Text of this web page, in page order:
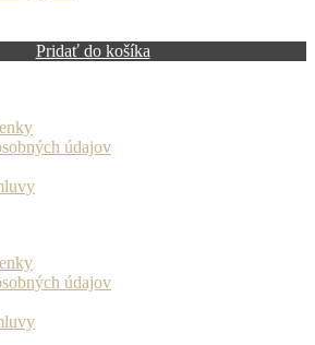
Pridať do košíka
údajov
údajov